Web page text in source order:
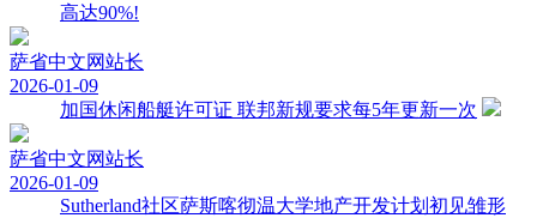
高达90%!
萨省中文网站长
2026-01-09
加国休闲船艇许可证 联邦新规要求每5年更新一次
萨省中文网站长
2026-01-09
Sutherland社区萨斯喀彻温大学地产开发计划初见雏形